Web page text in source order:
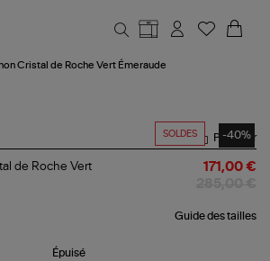
Cristal de Roche Vert Émeraude
SOLDES -40%
Partager
de Roche Vert
171,00 €
Guide des tailles
Épuisé